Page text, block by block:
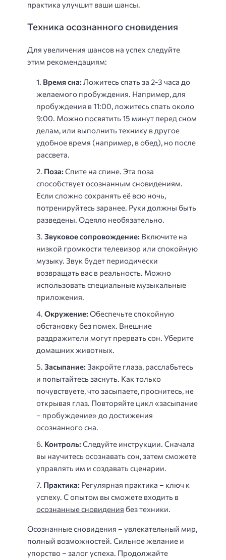
практика улучшит ваши шансы.
Техника осознанного сновидения
Для увеличения шансов на успех следуйте
этим рекомендациям:
Время сна: Ложитесь спать за 2-3 часа до
желаемого пробуждения. Например, для
пробуждения в 11:00, ложитесь спать около
9:00. Можно посвятить 15 минут перед сном
делам, или выполнить технику в другое
удобное время (например, в обед), но после
рассвета.
Поза: Спите на спине. Эта поза
способствует осознанным сновидениям.
Если сложно сохранять её всю ночь,
потренируйтесь заранее. Руки должны быть
разведены. Одеяло необязательно.
Звуковое сопровождение: Включите на
низкой громкости телевизор или спокойную
музыку. Звук будет периодически
возвращать вас в реальность. Можно
использовать специальные музыкальные
приложения.
Окружение: Обеспечьте спокойную
обстановку без помех. Внешние
раздражители могут прервать сон. Уберите
домашних животных.
Засыпание: Закройте глаза, расслабьтесь
и попытайтесь заснуть. Как только
почувствуете, что засыпаете, проснитесь, не
открывая глаз. Повторяйте цикл «засыпание
– пробуждение» до достижения
осознанного сна.
Контроль: Следуйте инструкции. Сначала
вы научитесь осознавать сон, затем сможете
управлять им и создавать сценарии.
Практика: Регулярная практика – ключ к
успеху. С опытом вы сможете входить в
осознанные сновидения без техники.
Осознанные сновидения – увлекательный мир,
полный возможностей. Сильное желание и
упорство – залог успеха. Продолжайте